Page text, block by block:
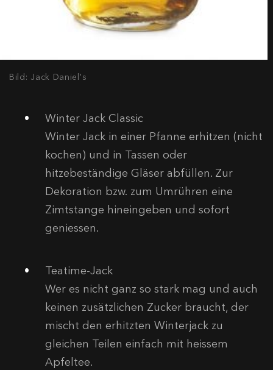
Bild: Jack Daniel's
Winter Jack Classic
Winter Jack in einer Pfanne erhitzen (nicht
kochen) und in Tassen oder
hitzebeständige Gläser abfüllen. Zur
Dekoration bzw. zum Umrühren eine
Zimtstange hineingeben und sofort
geniessen.
Teatime-Jack
Wer es nicht ganz so stark mag und auch
keinen zusätzlichen Zucker braucht, der
mischt den erhitzten Winterjack zu
gleichen Teilen einfach mit heissem
Apfeltee.